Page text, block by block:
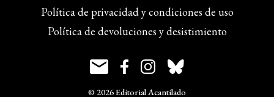
Política de privacidad y condiciones de uso
Política de devoluciones y desistimiento
© 2026 Editorial Acantilado